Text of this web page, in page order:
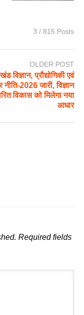
3 / 815 Posts
OLDER POST
विज्ञान, प्रौद्योगिकी एवं
नीति-2026 जारी, विज्ञान
विकास को मिलेगा नया
आधार
Required fields